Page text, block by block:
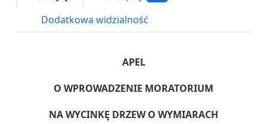
Dodatkowa widzialność
APEL
O WPROWADZENIE MORATORIUM
NA WYCINKĘ DRZEW O WYMIARACH